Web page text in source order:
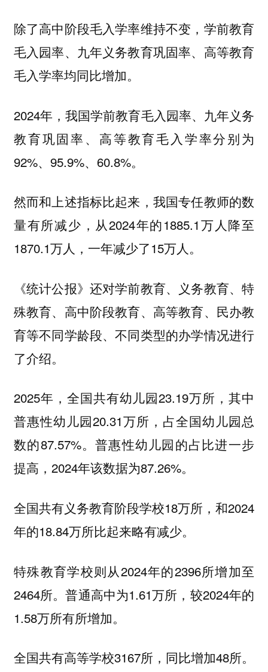
除了高中阶段毛入学率维持不变，学前教育
毛入园率、九年义务教育巩固率、高等教育
毛入学率均同比增加。
2024年，我国学前教育毛入园率、九年义务
教育巩固率、高等教育毛入学率分别为
92%、95.9%、60.8%。
然而和上述指标比起来，我国专任教师的数
量有所减少，从2024年的1885.1万人降至
1870.1万人，一年减少了15万人。
《统计公报》还对学前教育、义务教育、特
殊教育、高中阶段教育、高等教育、民办教
育等不同学龄段、不同类型的办学情况进行
了介绍。
2025年，全国共有幼儿园23.19万所，其中
普惠性幼儿园20.31万所，占全国幼儿园总
数的87.57%。普惠性幼儿园的占比进一步
提高，2024年该数据为87.26%。
全国共有义务教育阶段学校18万所，和2024
年的18.84万所比起来略有减少。
特殊教育学校则从2024年的2396所增加至
2464所。普通高中为1.61万所，较2024年的
1.58万所有所增加。
全国共有高等学校3167所，同比增加48所。